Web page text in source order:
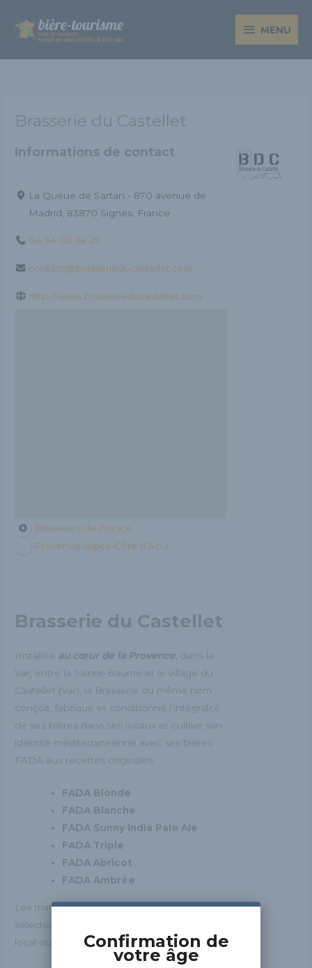
contenu
MENU
MENU
Brasserie du Castellet
Informations de contact
La Queue de Sartan - 870 avenue de
Madrid, 83870 Signes, France
04 94 02 38 29
contact@brasserieducastellet.com
http://www.brasserieducastellet.com
Brasseurs de France
Provence-Alpes-Côte d'Azur
Brasserie du Castellet
Installée au cœur de la Provence , dans le
Var, entre la Sainte-Baume et le village du
Castellet (Var), la Brasserie du même nom
conçoit, fabrique et conditionne l’intégralité
de ses bières dans ses locaux et cultive son
identité méditerranéenne avec ses bières
FADA aux recettes originales :
FADA Blonde
FADA Blanche
FADA Sunny India Pale Ale
FADA Triple
FADA Abricot
FADA Ambrée
Les matières premières utilisées sont
sélectionnées avec soin, issues du terroir
local ou français pour une partie.
Confirmation de
votre âge